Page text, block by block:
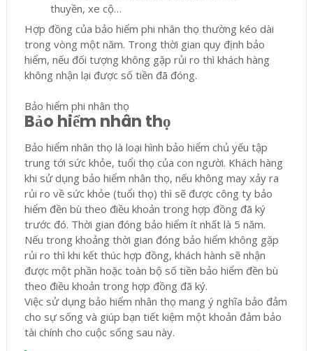
thuyền, xe cộ…
Hợp đồng của bảo hiểm phi nhân thọ thường kéo dài
trong vòng một năm. Trong thời gian quy định bảo
hiểm, nếu đối tượng không gặp rủi ro thì khách hàng
không nhận lại được số tiền đã đóng.
Bảo hiểm phi nhân thọ
Bảo hiểm nhân thọ
Bảo hiểm nhân thọ là loại hình bảo hiểm chủ yếu tập
trung tới sức khỏe, tuổi thọ của con người. Khách hàng
khi sử dụng bảo hiểm nhân thọ, nếu không may xảy ra
rủi ro về sức khỏe (tuổi thọ) thì sẽ được công ty bảo
hiểm đền bù theo điều khoản trong hợp đồng đã ký
trước đó. Thời gian đóng bảo hiểm ít nhất là 5 năm.
Nếu trong khoảng thời gian đóng bảo hiểm không gặp
rủi ro thì khi kết thúc hợp đồng, khách hành sẽ nhận
được một phần hoặc toàn bộ số tiền bảo hiểm đền bù
theo điều khoản trong hợp đồng đã ký.
Việc sử dụng bảo hiểm nhân thọ mang ý nghĩa bảo đảm
cho sự sống và giúp bạn tiết kiệm một khoản đảm bảo
tài chính cho cuộc sống sau này.